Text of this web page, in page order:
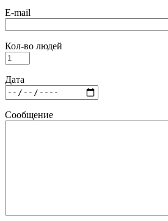
E-mail
Кол-во людей
Дата
Сообщение